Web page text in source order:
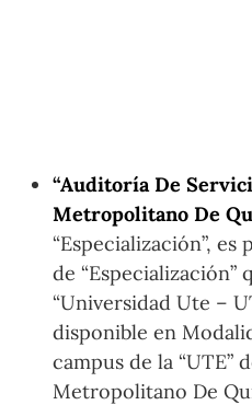
“Auditoría De
Metropolitano De
“Especialización”,
de “Especialización”
“Universidad Ute –
disponible en
campus de la “UTE”
Metropolitano De